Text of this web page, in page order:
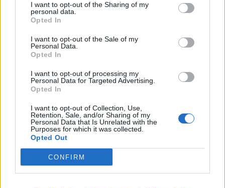
I want to opt-out of the Sharing of my
personal data.
Opted In
I want to opt-out of the Sale of my
Personal Data.
Opted In
I want to opt-out of processing my
Personal Data for Targeted Advertising.
Opted In
I want to opt-out of Collection, Use,
Retention, Sale, and/or Sharing of my
Personal Data that Is Unrelated with the
Purposes for which it was collected.
Opted Out
CONFIRM
merrni me mend se çfarë farsë e shpifur ishte
Mbetemi tek ajo fjala e mikut tim, që dekada
më parë vëzhgova zgjedhjet në Zimbabve, ku
diktatori Mugabe zhvilloi zgjedhje të njëjta me
këto në Tiranë.
Nuk ma priste mendja kurrë që në vitin 2025 të
shihja zgjedhje të tilla në Tiranë, do më thoshte
një miku im i shquar.
Lajme të ngjashme: